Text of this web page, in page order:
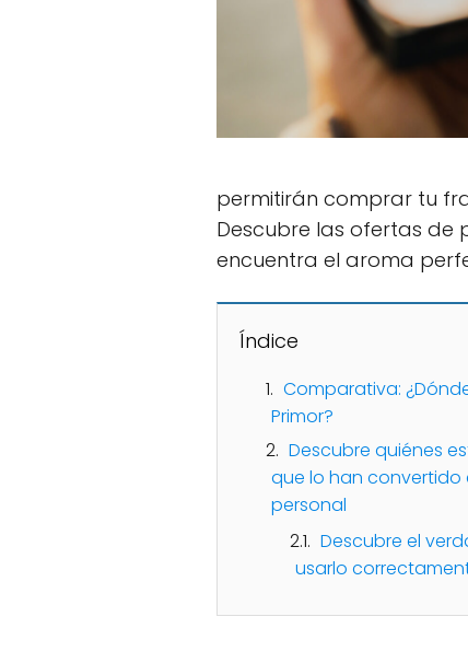
permitirán comprar tu
Descubre las ofertas de
encuentra el aroma
Índice
Comparativa:
Primor?
Descubre quiénes
que lo han convertido
personal
Descubre el
usarlo